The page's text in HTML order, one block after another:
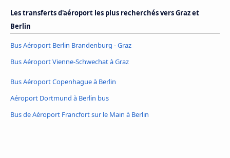
Les transferts d'aéroport les plus recherchés vers Graz et
Berlin
Bus Aéroport Berlin Brandenburg - Graz
Bus Aéroport Vienne-Schwechat à Graz
Bus Aéroport Copenhague à Berlin
Aéroport Dortmund à Berlin bus
Bus de Aéroport Francfort sur le Main à Berlin